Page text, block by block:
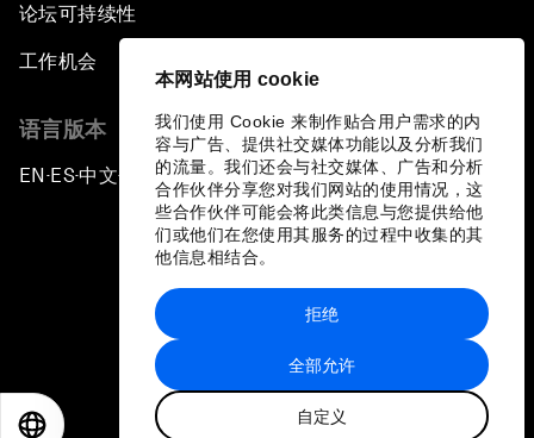
本网站使用 cookie
我们使用 Cookie 来制作贴合用户需求的内
容与广告、提供社交媒体功能以及分析我们
的流量。我们还会与社交媒体、广告和分析
合作伙伴分享您对我们网站的使用情况，这
些合作伙伴可能会将此类信息与您提供给他
们或他们在您使用其服务的过程中收集的其
他信息相结合。
全部允许
自定义
拒绝
论坛可持续性
工作机会
语言版本
EN ▪ES▪中文▪ 日本語
站点地图
世界经济论坛